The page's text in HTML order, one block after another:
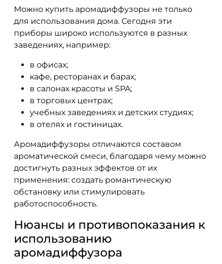
Можно купить аромадиффузоры не только
для использования дома. Сегодня эти
приборы широко используются в разных
заведениях, например:
в офисах;
кафе, ресторанах и барах;
в салонах красоты и SPA;
в торговых центрах;
учебных заведениях и детских студиях;
в отелях и гостиницах.
Аромадиффузоры отличаются составом
ароматической смеси, благодаря чему можно
достигнуть разных эффектов от их
применения: создать романтическую
обстановку или стимулировать
работоспособность.
Нюансы и противопоказания к
использованию
аромадиффузора